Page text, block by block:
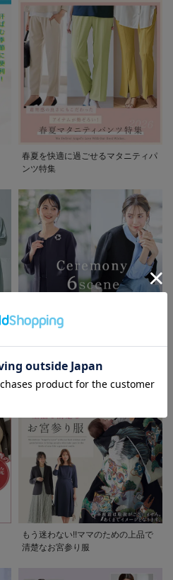
春夏を快適に過ごせるマタニティパ
ンツ特集
着回しが効く最新ハレの日スタイル
もう迷わない!!ママのための上品で
清楚なお宮参り服
商品を確認する